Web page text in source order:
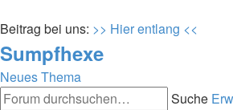
Beitrag bei uns: >> Hier entlang <<
Sumpfhexe
Neues Thema
Suche